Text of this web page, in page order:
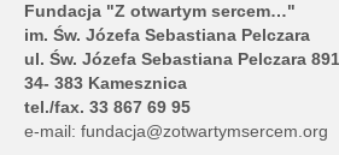
Fundacja "Z otwartym sercem…"
im. Św. Józefa Sebastiana Pelczara
ul. Św. Józefa Sebastiana Pelczara
34- 383 Kamesznica
tel./fax. 33 867 69 95
e-mail: fundacja@zotwartymsercem.org